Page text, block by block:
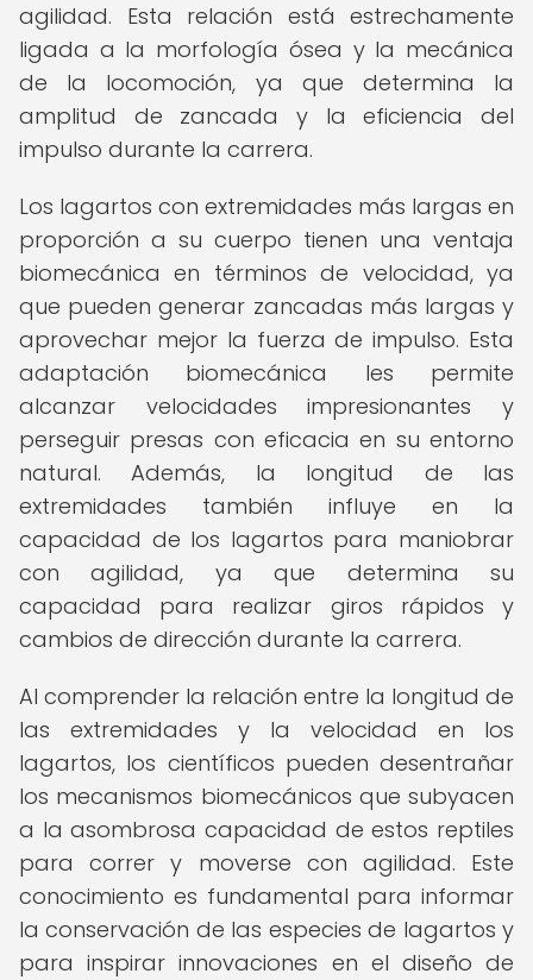
agilidad. Esta relación está estrechamente
ligada a la morfología ósea y la mecánica
de la locomoción, ya que determina la
amplitud de zancada y la eficiencia del
impulso durante la carrera.
Los lagartos con extremidades más largas en
proporción a su cuerpo tienen una ventaja
biomecánica en términos de velocidad, ya
que pueden generar zancadas más largas y
aprovechar mejor la fuerza de impulso. Esta
adaptación biomecánica les permite
alcanzar velocidades impresionantes y
perseguir presas con eficacia en su entorno
natural. Además, la longitud de las
extremidades también influye en la
capacidad de los lagartos para maniobrar
con agilidad, ya que determina su
capacidad para realizar giros rápidos y
cambios de dirección durante la carrera.
Al comprender la relación entre la longitud de
las extremidades y la velocidad en los
lagartos, los científicos pueden desentrañar
los mecanismos biomecánicos que subyacen
a la asombrosa capacidad de estos reptiles
para correr y moverse con agilidad. Este
conocimiento es fundamental para informar
la conservación de las especies de lagartos y
para inspirar innovaciones en el diseño de